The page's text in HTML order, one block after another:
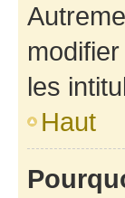
les
Haut